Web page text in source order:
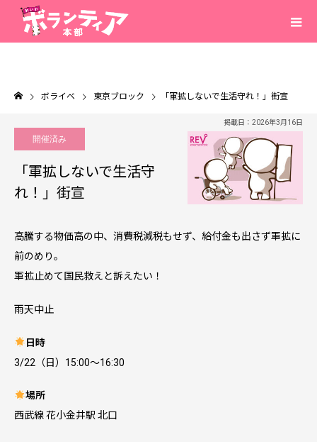
ボライベ 東京ブロック 「軍拡しないで生活守れ！」街宣
掲載日：2026年3月16日
開催済み
「軍拡しないで生活守
れ！」街宣
高騰する物価高の中、消費税減税もせず、給付金も出さず軍拡に
前のめり。
軍拡止めて国民救えと訴えたい！
雨天中止
日時
3/22（日）15:00〜16:30
場所
西武線 花小金井駅 北口